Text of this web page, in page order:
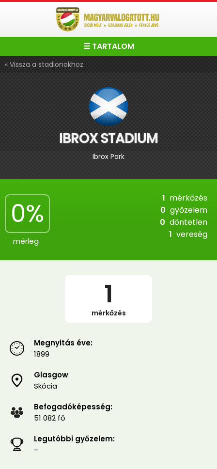
☰ TARTALOM
« Vissza a stadionokhoz
IBROX STADIUM
Ibrox Park
0%
mérleg
1 mérkőzés
0 győzelem
0 döntetlen
1 vereség
1
mérkőzés
Megnyitás éve:
1899
Glasgow
Skócia
Befogadóképesség:
51 082 fő
Legutóbbi győzelem:
–